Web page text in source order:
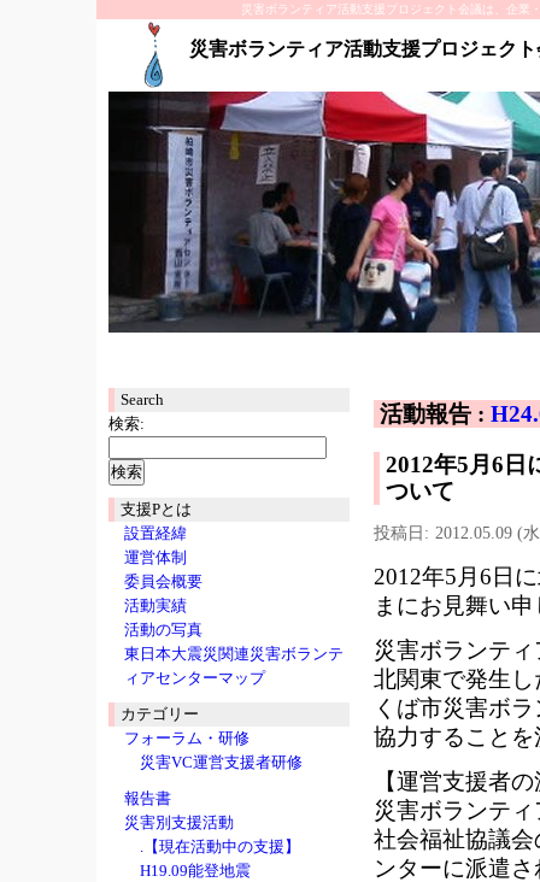
災害ボランティア活動支援プロジェクト会議は、企業
災害ボランティア活動支援プロジェクト
Search
検索:
支援Pとは
設置経緯
運営体制
委員会概要
活動実績
活動の写真
東日本大震災関連災害ボランテ
ィアセンターマップ
カテゴリー
フォーラム・研修
災害VC運営支援者研修
報告書
災害別支援活動
.【現在活動中の支援】
H19.09能登地震
活動報告 :
2012年5月6日
ついて
投稿日: 2012.05.09 (
2012年5月6日
まにお見舞い
災害ボランテ
北関東で発生
くば市災害ボ
協力すること
【運営支援者
災害ボランテ
社会福祉協議
ンターに派遣